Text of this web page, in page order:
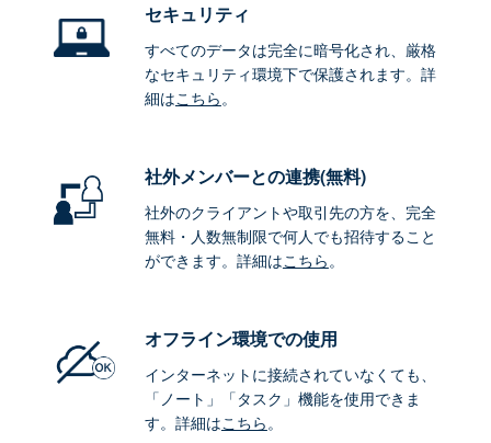
セキュリティ
すべてのデータは完全に暗号化され、厳格
なセキュリティ環境下で保護されます。詳
細はこちら。
社外メンバーとの連携(無料)
社外のクライアントや取引先の方を、完全
無料・人数無制限で何人でも招待すること
ができます。詳細はこちら。
オフライン環境での使用
インターネットに接続されていなくても、
「ノート」「タスク」機能を使用できま
す。詳細はこちら。